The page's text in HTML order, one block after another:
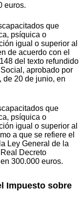
euros.
que
psíquica o
igual o superior al
de acuerdo con el
del texto refundido
aprobado por
de 20 de junio, en
que
psíquica o
igual o superior al
a que se refiere el
Ley General de la
Decreto
300.000 euros.
Impuesto sobre